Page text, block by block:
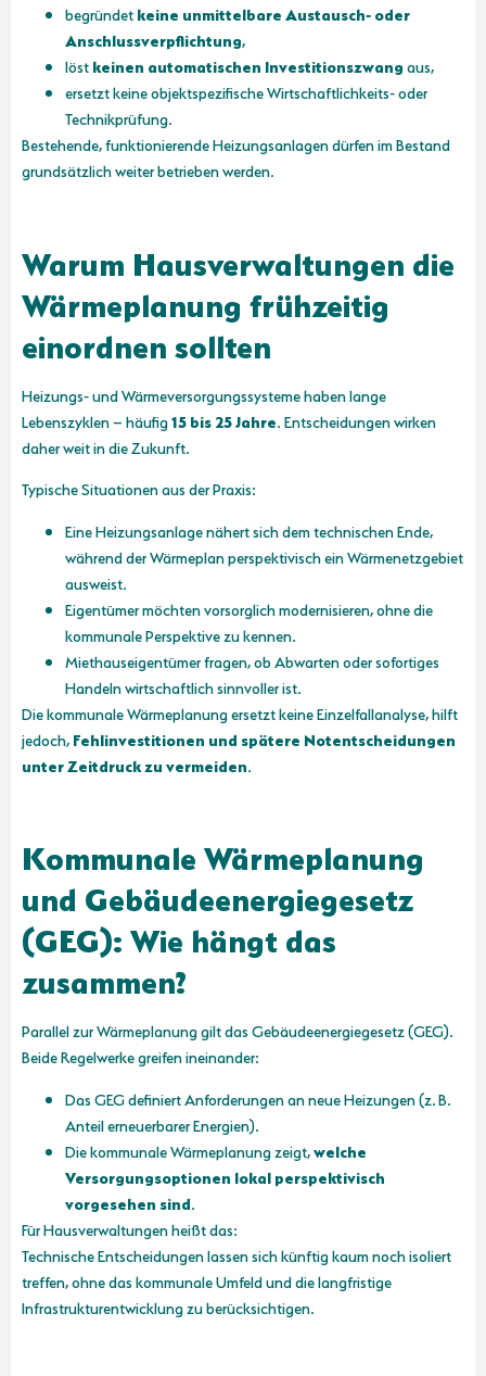
begründet keine unmittelbare Austausch‑ oder
Anschlussverpflichtung,
löst keinen automatischen Investitionszwang aus,
ersetzt keine objektspezifische Wirtschaftlichkeits‑ oder
Technikprüfung.
Bestehende, funktionierende Heizungsanlagen dürfen im Bestand
grundsätzlich weiter betrieben werden.
Warum Hausverwaltungen die
Wärmeplanung frühzeitig
einordnen sollten
Heizungs‑ und Wärmeversorgungssysteme haben lange
Lebenszyklen – häufig15 bis 25 Jahre . Entscheidungen wirken
daher weit in die Zukunft.
Typische Situationen aus der Praxis:
Eine Heizungsanlage nähert sich dem technischen Ende,
während der Wärmeplan perspektivisch ein Wärmenetzgebiet
ausweist.
Eigentümer möchten vorsorglich modernisieren, ohne die
kommunale Perspektive zu kennen.
Miethauseigentümer fragen, ob Abwarten oder sofortiges
Handeln wirtschaftlich sinnvoller ist.
Die kommunale Wärmeplanung ersetzt keine Einzelfallanalyse, hilft
jedoch, Fehlinvestitionen und spätere Notentscheidungen
unter Zeitdruck zu vermeiden
Kommunale Wärmeplanung
und Gebäudeenergiegesetz
(GEG): Wie hängt das
zusammen?
Parallel zur Wärmeplanung gilt das Gebäudeenergiegesetz (GEG).
Beide Regelwerke greifen ineinander:
Das GEG definiert Anforderungen an neue Heizungen (z. B.
Anteil erneuerbarer Energien).
Die kommunale Wärmeplanung zeigt,welche
Versorgungsoptionen lokal perspektivisch
vorgesehen sind
Für Hausverwaltungen heißt das:
Technische Entscheidungen lassen sich künftig kaum noch isoliert
treffen, ohne das kommunale Umfeld und die langfristige
Infrastrukturentwicklung zu berücksichtigen.